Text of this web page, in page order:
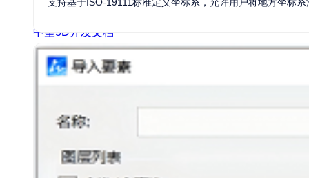
中望CAD开发文档
中望3D开发文档
开发者社区